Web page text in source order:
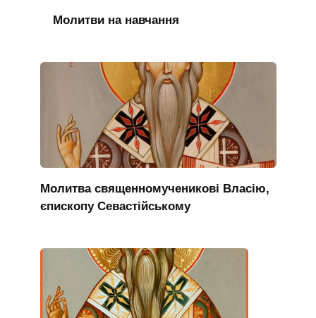
Молитви на навчання
Молитва священномученикові Власію,
єпископу Севастійському